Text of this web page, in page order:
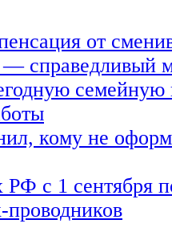
от
— справедливый
семейную
кому не
РФ с 1 сентября
проводников